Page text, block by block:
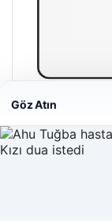
Hastaş Beton
26/05/2026
Web sitemizi nasıl
Göz Atın